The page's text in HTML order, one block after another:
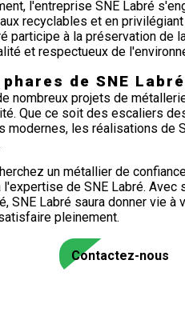
l'entreprise SNE Labré
recyclables et en
participe à la préservation
et respectueux de
de SNE
nombreux projets de
Que ce soit des escaliers
modernes, les réalisations de
un métallier de
de SNE Labré.
SNE Labré saura donner vie
pleinement.
Contactez-nous